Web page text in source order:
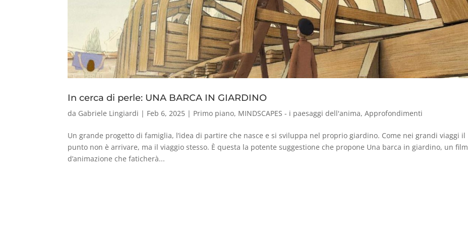
In cerca di perle: UNA BARCA IN GIARDINO
da Gabriele Lingiardi | Feb 6, 2025 | Primo piano, MINDSCAPES - i paesaggi dell'anima,Approfondimenti
Un grande progetto di famiglia, l’idea di partire che nasce e si sviluppa nel proprio giardino. Come nei grandi viaggi il
punto non è arrivare, ma il viaggio stesso. È questa la potente suggestione che propone Una barca in giardino, un film
d’animazione che faticherà...